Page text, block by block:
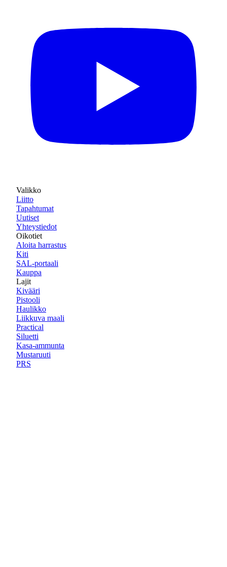
Valikko
Liitto
Tapahtumat
Uutiset
Yhteystiedot
Oikotiet
Aloita harrastus
Kiti
SAL-portaali
Kauppa
Lajit
Kivääri
Pistooli
Haulikko
Liikkuva maali
Practical
Siluetti
Kasa-ammunta
Mustaruuti
PRS